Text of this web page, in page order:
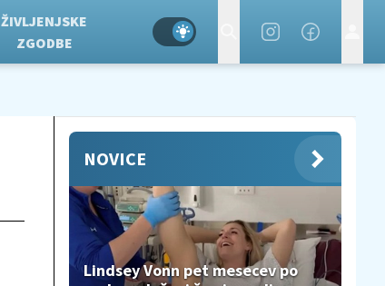
ŽIVLJENJSKE
ZGODBE
NOVICE
Lindsey Vonn pet mesecev po